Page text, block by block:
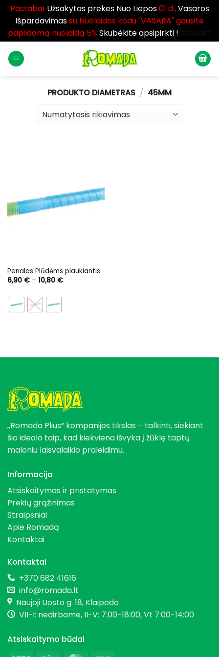
Pastaba! Užsakytas prekes Nuo Liepos01 d.,Vasaros
Išpardavimassu Nuolaidos kodu "VASARA" gausite
papildomą nuolaidą 5%Skubėkite apsipirkti !
PRODUKTO DIAMETRAS / 45MM
Penalas Plūdėms plaukiantis
6,90 € – 10,80 €Price
„Romada Plius“ kompanijos tikslas – talkinti, siekiant
šio idealo taip, kad kiekviena išvyka į žūklę taptų
maloniu laisvalaikio praleidimu.
Informacija
Atsiskaitymas ir pristatymas
Prekių grąžinimas
Straipsniai
Apie Romadą
Kontaktai
Kontaktai
+370 682 41616
info@romada.lt
Naujoji Uosto g. 18, Klaipėda
VII-I: nedirbame, II-V: 7:00-18:00, VI: 7:00-14:00
Atsiskaitymo būdai